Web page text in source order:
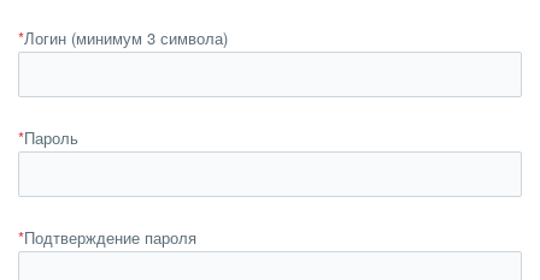
*Логин (минимум 3 символа)
*Пароль
*Подтверждение пароля